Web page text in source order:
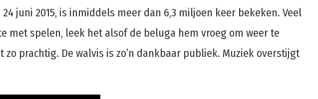
juni 2015, is inmiddels meer dan 6,3 miljoen keer bekeken. Veel
met spelen, leek het alsof de beluga hem vroeg om weer te
prachtig. De walvis is zo’n dankbaar publiek. Muziek overstijgt